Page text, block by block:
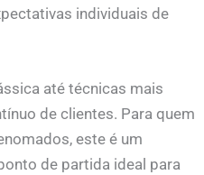
individuais de
até técnicas mais
de clientes. Para quem
este é um
de partida ideal para